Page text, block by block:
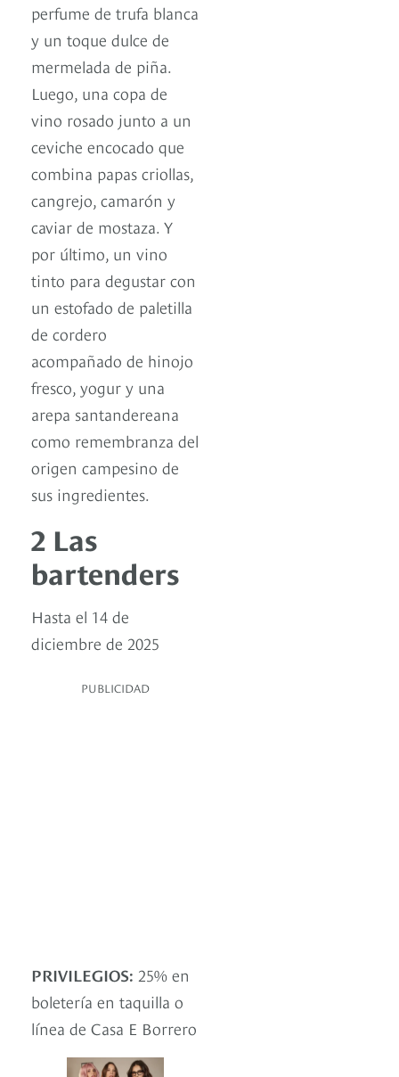
perfume de trufa blanca
y un toque dulce de
mermelada de piña.
Luego, una copa de
vino rosado junto a un
ceviche encocado que
combina papas criollas,
cangrejo, camarón y
caviar de mostaza. Y
por último, un vino
tinto para degustar con
un estofado de paletilla
de cordero
acompañado de hinojo
fresco, yogur y una
arepa santandereana
como remembranza del
origen campesino de
sus ingredientes.
2 Las
bartenders
Hasta el 14 de
diciembre de 2025
PUBLICIDAD
PRIVILEGIOS: 25% en
boletería en taquilla o
línea de Casa E Borrero